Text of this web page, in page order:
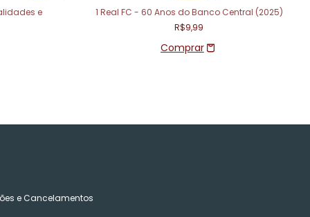
e
1 Real FC - 60 Anos do Banco Central (2025)
R$9,99
e Cancelamentos